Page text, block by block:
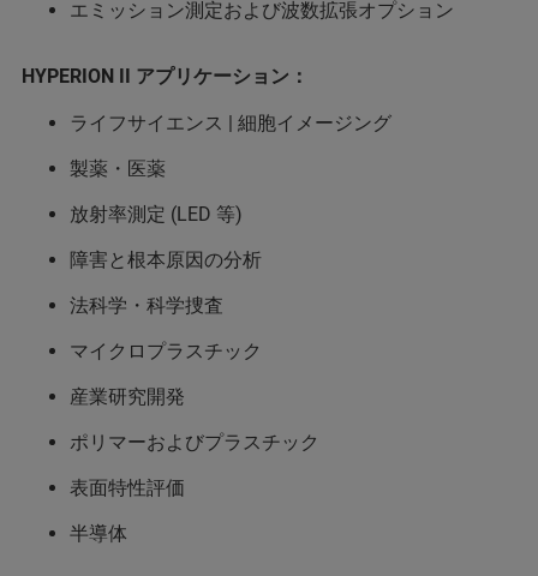
エミッション測定および波数拡張オプション
HYPERION II アプリケーション：
ライフサイエンス | 細胞イメージング
製薬・医薬
放射率測定 (LED 等)
障害と根本原因の分析
法科学・科学捜査
マイクロプラスチック
産業研究開発
ポリマーおよびプラスチック
表面特性評価
半導体